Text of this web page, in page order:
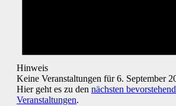
Hinweis
Keine Veranstaltungen für 6. September
Hier geht es zu den nächsten
Veranstaltungen.